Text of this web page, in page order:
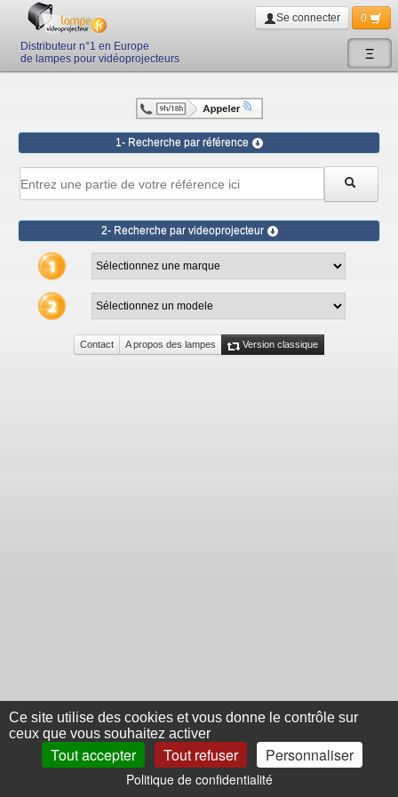
Ξ
Distributeur n°1 en Europe
de lampes pour vidéoprojecteurs
Se connecter 0
1- Recherche par référence
2- Recherche par videoprojecteur
Contact A propos des lampes Version classique
Ce site utilise des cookies et vous donne le contrôle sur
ceux que vous souhaitez activer
Tout accepter Tout refuser Personnaliser
Politique de confidentialité